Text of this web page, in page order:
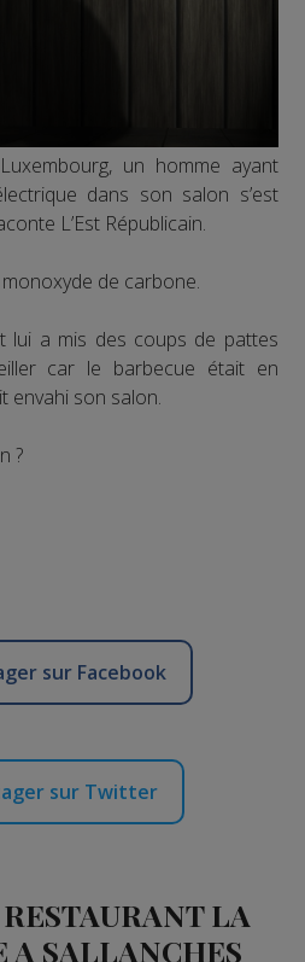
un homme ayant
dans son salon s’est
L’Est Républicain.
de carbone.
lui a mis des coups de pattes
car le barbecue était en
envahi son salon.
?
sur Facebook
sur Twitter
LA
A SALLANCHES